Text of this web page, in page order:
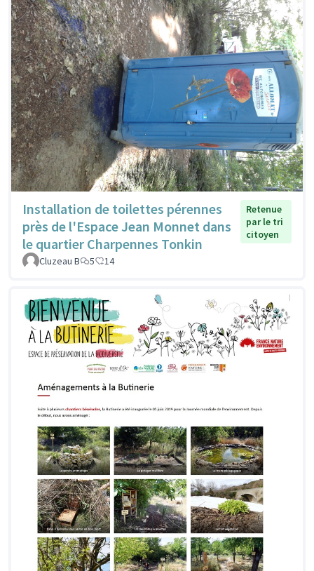
Installation de toilettes pérennes
près de l'Espace Jean Monnet dans
le quartier Charpennes Tonkin
Retenue
par le tri
citoyen
Cluzeau B 5 14